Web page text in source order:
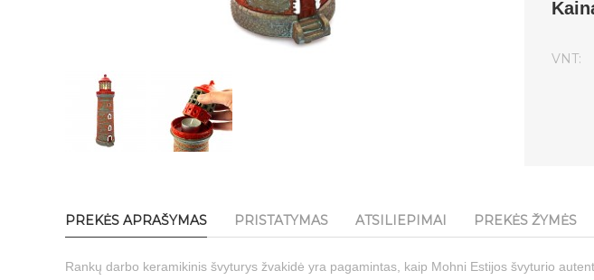
VNT:
PREKĖS APRAŠYMAS PRISTATYMAS ATSILIEPIMAI PREKĖS ŽYMĖS
Rankų darbo keramikinis švyturys žvakidė yra pagamintas, kaip Mohni Estijos švyturio